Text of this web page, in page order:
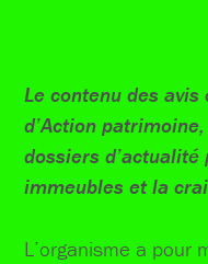
Le contenu des
d’Action
dossiers
immeubles et la
L’organisme a pour